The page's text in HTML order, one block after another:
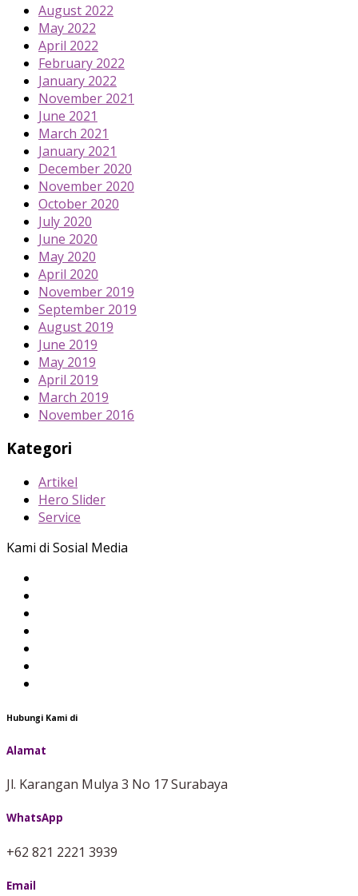
August 2022
May 2022
April 2022
February 2022
January 2022
November 2021
June 2021
March 2021
January 2021
December 2020
November 2020
October 2020
July 2020
June 2020
May 2020
April 2020
November 2019
September 2019
August 2019
June 2019
May 2019
April 2019
March 2019
November 2016
Kategori
Artikel
Hero Slider
Service
Kami di Sosial Media
Hubungi Kami di
Alamat
Jl. Karangan Mulya 3 No 17 Surabaya
WhatsApp
+62 821 2221 3939
Email